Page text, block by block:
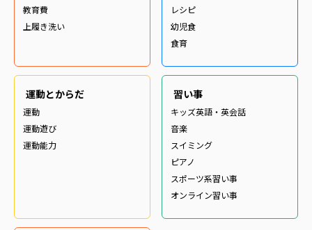
教育費
上履き洗い
レシピ
幼児食
食育
運動とからだ
運動
運動遊び
運動能力
習い事
キッズ英語・英会話
音楽
スイミング
ピアノ
スポーツ系習い事
オンライン習い事